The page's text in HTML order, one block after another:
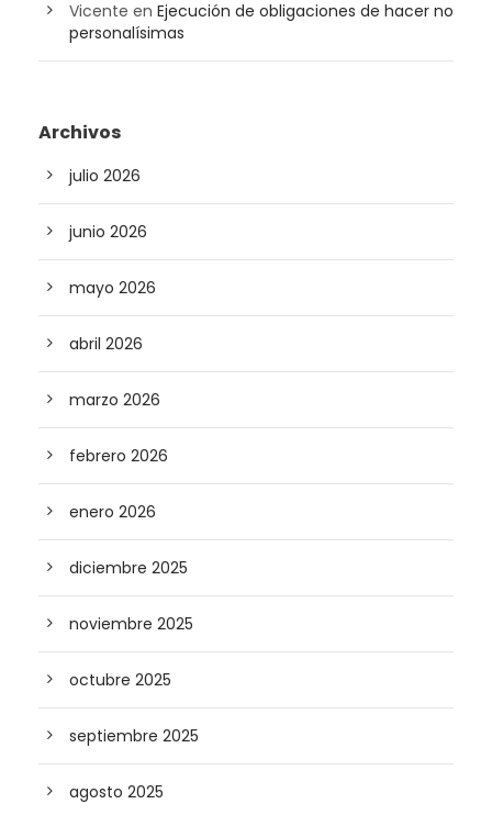
Vicente en Ejecución de obligaciones de hacer no
personalísimas
Archivos
julio 2026
junio 2026
mayo 2026
abril 2026
marzo 2026
febrero 2026
enero 2026
diciembre 2025
noviembre 2025
octubre 2025
septiembre 2025
agosto 2025